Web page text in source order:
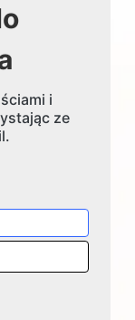
i
ze